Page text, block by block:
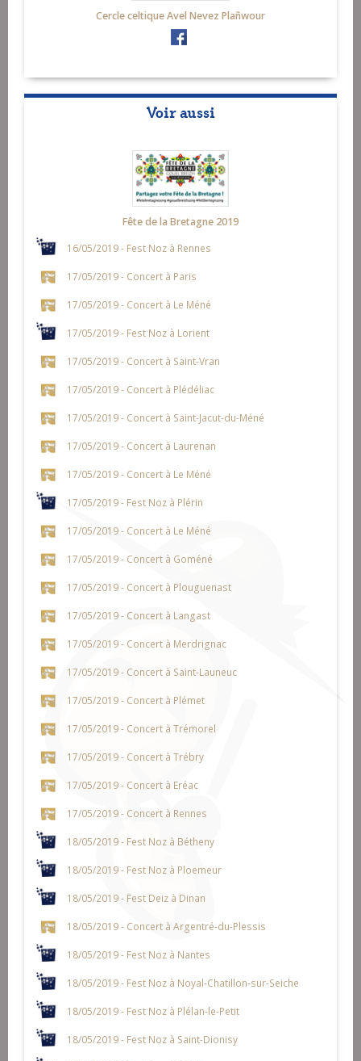
Cercle celtique Avel Nevez Plañwour
Voir aussi
Fête de la Bretagne 2019
16/05/2019 - Fest Noz à Rennes
17/05/2019 - Concert à Paris
17/05/2019 - Concert à Le Méné
17/05/2019 - Fest Noz à Lorient
17/05/2019 - Concert à Saint-Vran
17/05/2019 - Concert à Plédéliac
17/05/2019 - Concert à Saint-Jacut-du-Méné
17/05/2019 - Concert à Laurenan
17/05/2019 - Concert à Le Méné
17/05/2019 - Fest Noz à Plérin
17/05/2019 - Concert à Le Méné
17/05/2019 - Concert à Goméné
17/05/2019 - Concert à Plouguenast
17/05/2019 - Concert à Langast
17/05/2019 - Concert à Merdrignac
17/05/2019 - Concert à Saint-Launeuc
17/05/2019 - Concert à Plémet
17/05/2019 - Concert à Trémorel
17/05/2019 - Concert à Trébry
17/05/2019 - Concert à Eréac
17/05/2019 - Concert à Rennes
18/05/2019 - Fest Noz à Bétheny
18/05/2019 - Fest Noz à Ploemeur
18/05/2019 - Fest Deiz à Dinan
18/05/2019 - Concert à Argentré-du-Plessis
18/05/2019 - Fest Noz à Nantes
18/05/2019 - Fest Noz à Noyal-Chatillon-sur-Seiche
18/05/2019 - Fest Noz à Plélan-le-Petit
18/05/2019 - Fest Noz à Saint-Dionisy